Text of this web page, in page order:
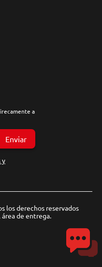
a
Enviar
y
los derechos reservados
de entrega.